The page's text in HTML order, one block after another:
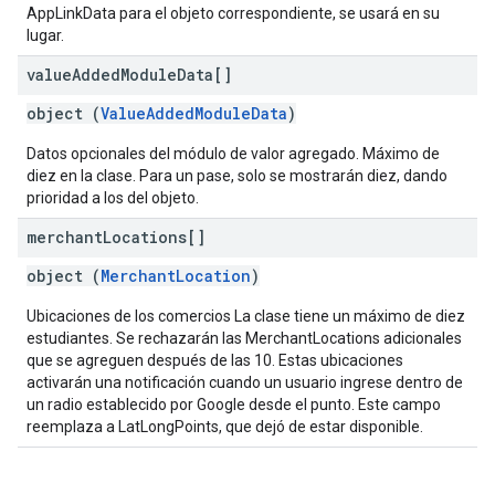
AppLinkData para el objeto correspondiente, se usará en su
lugar.
valueAddedModuleData[]
object (ValueAddedModuleData)
Datos opcionales del módulo de valor agregado. Máximo de
diez en la clase. Para un pase, solo se mostrarán diez, dando
prioridad a los del objeto.
merchantLocations[]
object (MerchantLocation)
Ubicaciones de los comercios La clase tiene un máximo de diez
estudiantes. Se rechazarán las MerchantLocations adicionales
que se agreguen después de las 10. Estas ubicaciones
activarán una notificación cuando un usuario ingrese dentro de
un radio establecido por Google desde el punto. Este campo
reemplaza a LatLongPoints, que dejó de estar disponible.